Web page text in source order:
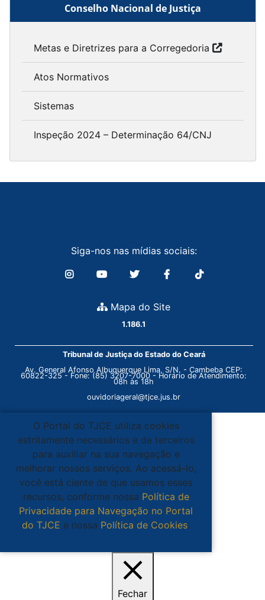
Conselho Nacional de Justiça
Metas e Diretrizes para a Corregedoria
Atos Normativos
Sistemas
Inspeção 2024 – Determinação 64/CNJ
Siga-nos nas mídias sociais:
Mapa do Site
1.186.1
Tribunal de Justiça do Estado do Ceará
Av. General Afonso Albuquerque Lima, S/N. - Cambeba CEP:
60822-325 - Fone: (85) 3207-7000 - Horário de Atendimento:
08h às 18h
ouvidoriageral@tjce.jus.br
O Portal do TJCE utiliza cookies
estritamente necessários e de terceiros
para auxiliar na sua navegação e
melhorar nossos serviços. Ao acessá-lo,
você está ciente de que usamos esses
recursos, conforme nossa Política de
Privacidade para Navegação no Portal
do TJCE e nossa Política de Cookies.
Fechar